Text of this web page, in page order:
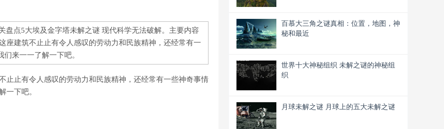
盘点5大埃及金字塔未解之谜 现代科学无法破解。主要内容
座建筑不止止有令人感叹的劳动力和民族精神，还经常有一
来一一了解一下吧。
止止有令人感叹的劳动力和民族精神，还经常有一些神奇事情
一下吧。
百慕大三角之谜真相：位置，地图，神
秘和最近
世界十大神秘组织 未解之谜的神秘组
织
月球未解之谜 月球上的五大未解之谜